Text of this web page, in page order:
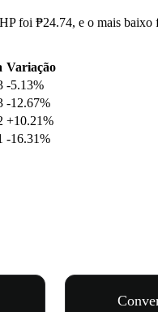
foi ₱24.74, e o mais
Variação
-5.13%
-12.67%
+10.21%
-16.31%